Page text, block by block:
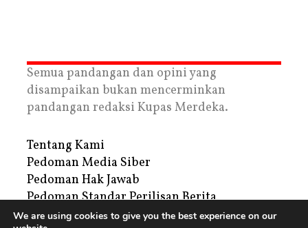
Semua pandangan dan opini yang
disampaikan bukan mencerminkan
pandangan redaksi Kupas Merdeka.
Tentang Kami
Pedoman Media Siber
Pedoman Hak Jawab
Pedoman Standar Perilisan Berita
Privacy Policy
We are using cookies to give you the best experience on our